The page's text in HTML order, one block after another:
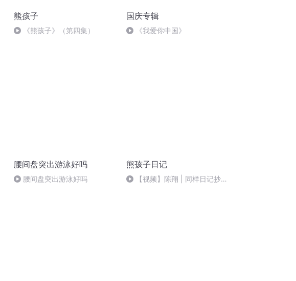
熊孩子
《熊孩子》（第四集）
国庆专辑
《我爱你中国》
腰间盘突出游泳好吗
腰间盘突出游泳好吗
熊孩子日记
【视频】陈翔 | 同样日记抄五